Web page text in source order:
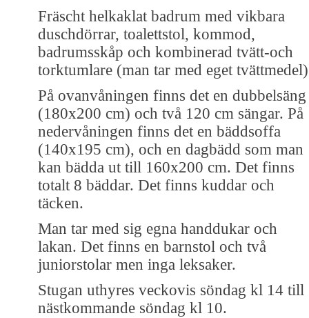
Fräscht helkaklat badrum med vikbara
duschdörrar, toalettstol, kommod,
badrumsskåp och kombinerad tvätt-och
torktumlare (man tar med eget
På ovanvåningen finns det en dubbelsäng
(180x200 cm) och två 120 cm sängar. På
nedervåningen finns det en bäddsoffa
(140x195 cm), och en dagbädd som man
kan bädda ut till 160x200 cm. Det finns
totalt 8 bäddar. Det finns kuddar och
täcken.
Man tar med sig egna handdukar och
lakan. Det finns en barnstol och två
juniorstolar men inga leksaker.
Stugan uthyres veckovis söndag kl 14 till
nästkommande söndag kl 10.